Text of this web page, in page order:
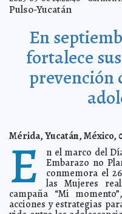
2023-09-27 16:51:15 Ramírez Marín
Morena por Yucatán tras salida
2023-09-27 16:29:23 Promueven el
Laura Aldama
2023-09-27 16:25:53 Estudiantes
programación competitiva
2023-09-27 16:22:40 Renán Barrera
ciudadanía Juan Francisco del Toral
Aprueban
Unidades de
Instituciones de Educación
2023-09-26 17:26:39 Yucatán
en su historia Jorge Armando León
2023-09-26 17:16:12 Reforestamos
verdes Carmen Alicia Briceño
2023-09-26 17:10:12 Renán Barrera
accesibles para todas y todos
Pulso-Yucatán
En
fortalece
prevención
Mérida, Yucatán, México,
E n el marco del
Embarazo no
conmemora el
las Mujeres
campaña “Mi
acciones y estrategias